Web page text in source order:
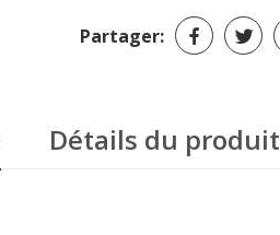
Partager:
Détails du produit